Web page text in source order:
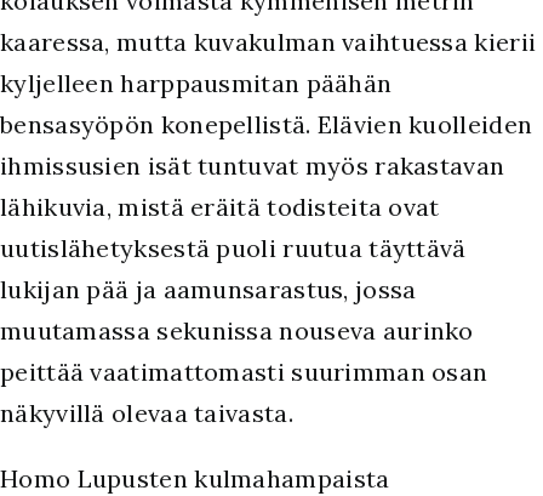
kaaressa, mutta kuvakulman vaihtuessa kierii
kyljelleen harppausmitan päähän
bensasyöpön konepellistä. Elävien kuolleiden
ihmissusien isät tuntuvat myös rakastavan
lähikuvia, mistä eräitä todisteita ovat
uutislähetyksestä puoli ruutua täyttävä
lukijan pää ja aamunsarastus, jossa
muutamassa sekunissa nouseva aurinko
peittää vaatimattomasti suurimman osan
näkyvillä olevaa taivasta.
Homo Lupusten kulmahampaista